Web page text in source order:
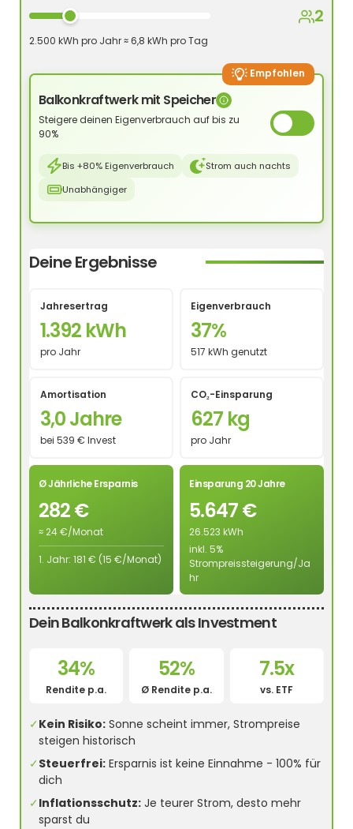
2
2.500 kWh pro Jahr ≈ 6,8 kWh pro Tag
Empfohlen
Balkonkraftwerk mit Speicher
Steigere deinen Eigenverbrauch auf bis zu
90%
Bis +80% Eigenverbrauch
Strom auch nachts
Unabhängiger
Deine Ergebnisse
Jahresertrag
1.392 kWh
pro Jahr
Eigenverbrauch
37%
517 kWh genutzt
Amortisation
3,0 Jahre
bei 539 € Invest
CO₂-Einsparung
627 kg
pro Jahr
Ø Jährliche Ersparnis
282 €
≈ 24 €/Monat
1. Jahr: 181 € (15 €/Monat)
Einsparung 20 Jahre
5.647 €
26.523 kWh
inkl. 5%
Strompreissteigerung/Ja
hr
Dein Balkonkraftwerk als Investment
34%
Rendite p.a.
52%
Ø Rendite p.a.
7.5x
vs. ETF
✓Kein Risiko: Sonne scheint immer, Strompreise
steigen historisch
✓Steuerfrei: Ersparnis ist keine Einnahme - 100% für
dich
✓Inflationsschutz: Je teurer Strom, desto mehr
sparst du